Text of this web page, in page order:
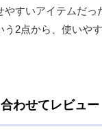
やすいアイテムだっ
う2点から、使いや
わせてレビュー